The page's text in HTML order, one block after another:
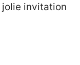
jolie invitation